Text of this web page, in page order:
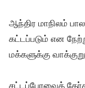
ஆந்திர மாநிலம்
கட்டப்படும் என
மக்களுக்கு
சட்டப்பேரவைத்